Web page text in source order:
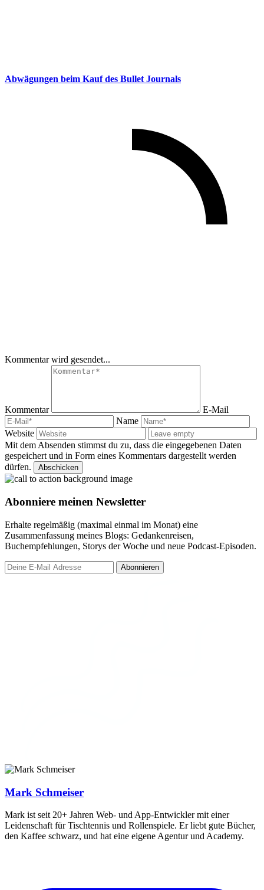
Abwägungen beim Kauf des Bullet Journals
Kommentar wird gesendet...
Kommentar
E-Mail
Name
Website
Mit dem Absenden stimmst du zu, dass die eingegebenen Daten
gespeichert und in Form eines Kommentars dargestellt werden
dürfen.
Abonniere meinen Newsletter
Erhalte regelmäßig (maximal einmal im Monat) eine
Zusammenfassung meines Blogs: Gedankenreisen,
Buchempfehlungen, Storys der Woche und neue Podcast-Episoden.
Abonnieren
Mark Schmeiser
Mark ist seit 20+ Jahren Web- und App-Entwickler mit einer
Leidenschaft für Tischtennis und Rollenspiele. Er liebt gute Bücher,
den Kaffee schwarz, und hat eine eigene Agentur und Academy.